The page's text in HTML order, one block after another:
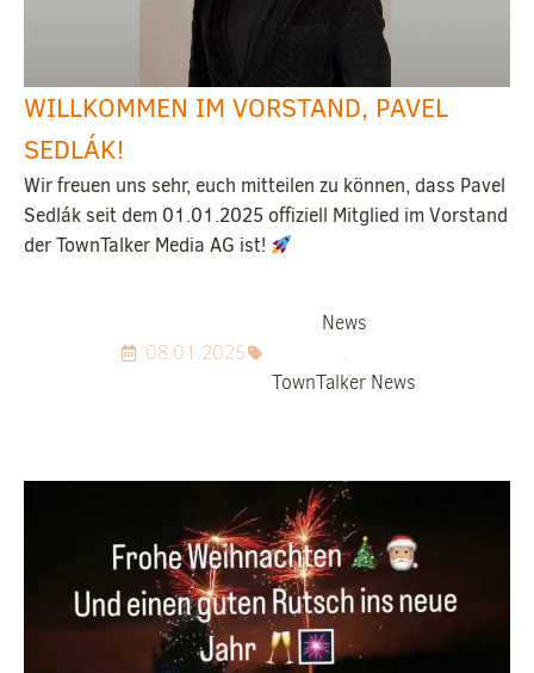
WILLKOMMEN IM VORSTAND, PAVEL
SEDLÁK!
Wir freuen uns sehr, euch mitteilen zu können, dass Pavel
Sedlák seit dem 01.01.2025 offiziell Mitglied im Vorstand
der TownTalker Media AG ist!
08.01.2025
News
,
TownTalker News